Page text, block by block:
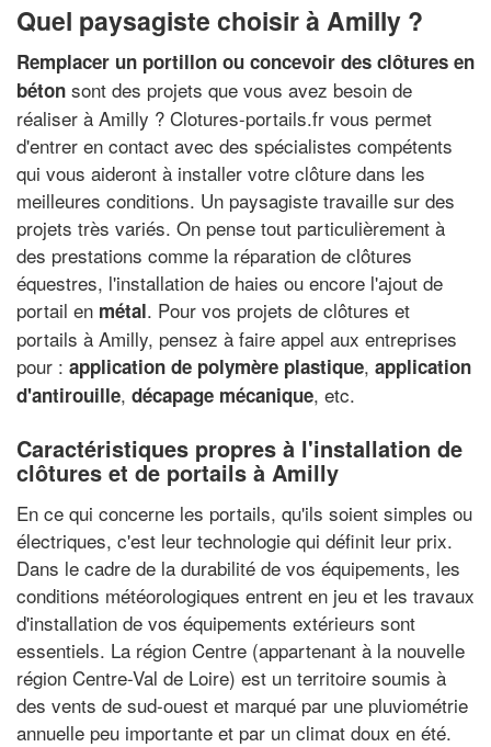
Quel paysagiste choisir à Amilly ?
Remplacer un portillon ou concevoir des clôtures en
béton sont des projets que vous avez besoin de
réaliser à Amilly ? Clotures-portails.fr vous permet
d'entrer en contact avec des spécialistes compétents
qui vous aideront à installer votre clôture dans les
meilleures conditions. Un paysagiste travaille sur des
projets très variés. On pense tout particulièrement à
des prestations comme la réparation de clôtures
équestres, l'installation de haies ou encore l'ajout de
portail en métal. Pour vos projets de clôtures et
portails à Amilly, pensez à faire appel aux entreprises
pour : application de polymère plastique, application
d'antirouille, décapage mécanique, etc.
Caractéristiques propres à l'installation de
clôtures et de portails à Amilly
En ce qui concerne les portails, qu'ils soient simples ou
électriques, c'est leur technologie qui définit leur prix.
Dans le cadre de la durabilité de vos équipements, les
conditions météorologiques entrent en jeu et les travaux
d'installation de vos équipements extérieurs sont
essentiels. La région Centre (appartenant à la nouvelle
région Centre-Val de Loire) est un territoire soumis à
des vents de sud-ouest et marqué par une pluviométrie
annuelle peu importante et par un climat doux en été.